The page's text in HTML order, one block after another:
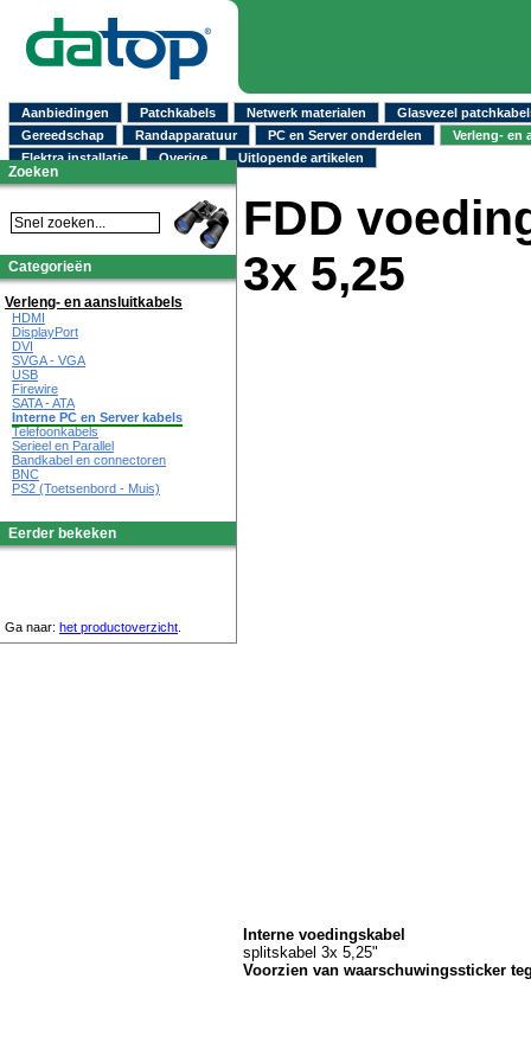
Aanbiedingen Patchkabels Netwerk materialen
Glasvezel
Gereedschap
Randapparatuur PC en Server onderdelen
Verleng- en
Elektra installatie
Overige Uitlopende artikelen
FDD
3x 5,25
Interne voedingskabel
splitskabel 3x 5,25"
Voorzien van waarschuwingssticker
Zoeken
Categorieën
Verleng- en aansluitkabels
HDMI
DisplayPort
DVI
SVGA - VGA
USB
Firewire
SATA - ATA
Interne PC en Server kabels
Telefoonkabels
Serieel en Parallel
Bandkabel en connectoren
BNC
PS2 (Toetsenbord - Muis)
Eerder bekeken
Ga naar: het productoverzicht